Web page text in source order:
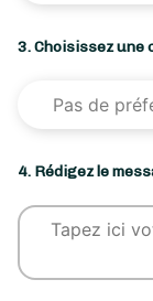
3. Choisissez une
4. Rédigez le